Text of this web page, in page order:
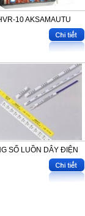
10 AKSAMAUTU
SỐ LUỒN DÂY ĐIỆN